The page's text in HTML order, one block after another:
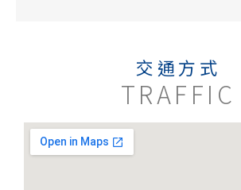
交通方式
TRAFFIC